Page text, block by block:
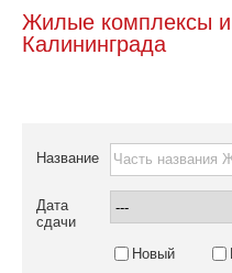
Жилые комплексы и
Калининграда
Название
Дата
сдачи
Новый